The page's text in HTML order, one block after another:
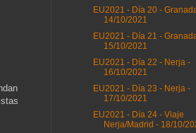
EU2021 - Día 20 -
14/10/2021
EU2021 - Día 21 -
15/10/2021
EU2021 - Día 22 - Nerja -
16/10/2021
EU2021 - Día 23 - Nerja -
17/10/2021
EU2021 - Día 24 - Viaje
Nerja/Madrid - 18/10/